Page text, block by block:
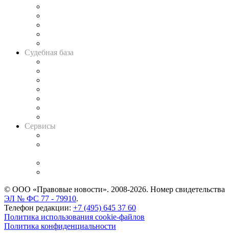
Судебная база
Сервисы
© ООО «Правовые новости». 2008-2026. Номер свидетельства
ЭЛ № ФС 77 - 79910.
Телефон редакции: +7 (495) 645 37 60
Политика использования cookie-файлов
Политика конфиденциальности